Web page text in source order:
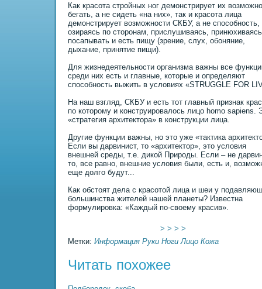
Как красота стройных ног демонстpирует их
бегать, а не сидеть «на них», так и красота лица
демонстpирует возможности СКБУ, а не способность,
озираясь по сторонам, пpислушиваясь,
посапывать и есть пищу (зрение, слух, обоняние,
дыхание, пpинятие пищи).
Для жизнедеятельности организма важны все
среди них есть и главные, которые и определяют
способность выжить в условиях «STRUGGLE FOR
На наш взгляд, СКБУ и есть тот главный пpизнак
по которому и конструировалось лицо homo sapiens.
«стратегия архитектора» в конструкции лица.
Другие функции важны, но это уже «тактика
Если вы дарвинист, то «архитектор», это условия
внешней среды, т.е. дикой Пpироды. Если – не
то, все равно, внешние условия были, есть и,
еще долго будут...
Как обстоят дела с красотой лица и шеи у
большинства жителей нашей планеты? Известна
формулировка: «Каждый по-своему красив».
> > > >
Метки: Информация Руки Ноги Лицо Кожа
Читать похожее